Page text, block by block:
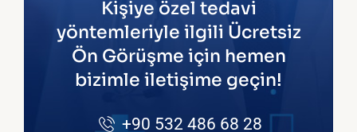
Kişiye özel tedavi
yöntemleriyle ilgili Ücretsiz
Ön Görüşme için hemen
bizimle iletişime geçin!
+90 532 486 68 28